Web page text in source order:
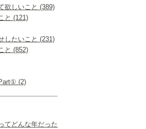
欲しいこと (389)
と (121)
したいこと (231)
と (852)
(2)
てどんな年だった